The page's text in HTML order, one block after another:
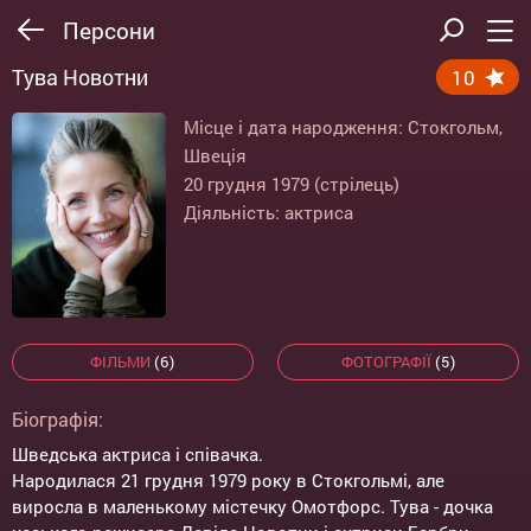
Персони
Тува Новотни 10
Місце і дата народження: Стокгольм,
Швеція
20 грудня 1979 (стрілець)
Діяльність: актриса
ФІЛЬМИ (6) ФОТОГРАФІЇ(5)
Біографія:
Шведська актриса і співачка.
Народилася 21 грудня 1979 року в Стокгольмі, але
виросла в маленькому містечку Омотфорс. Тува - дочка